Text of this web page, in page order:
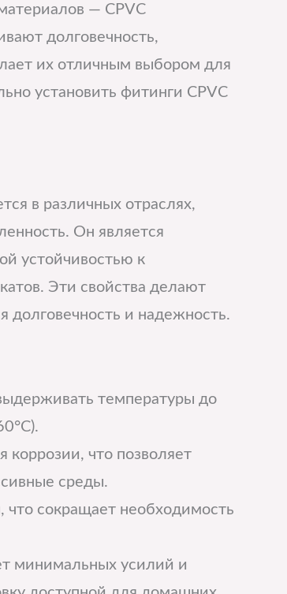
— CPVC
долговечность,
их отличным выбором для
установить фитинги CPVC
в различных отраслях,
Он является
устойчивостью к
Эти свойства делают
долговечность и надежность.
температуры до
коррозии, что позволяет
среды.
сокращает необходимость
минимальных усилий и